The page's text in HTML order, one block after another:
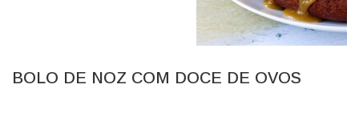
BOLO DE NOZ COM DOCE DE OVOS